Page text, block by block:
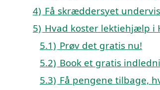
4) Få skræddersyet
5) Hvad koster lektiehjælp i
5.1) Prøv det gratis nu!
5.2) Book et gratis
5.3) Få pengene tilbage,